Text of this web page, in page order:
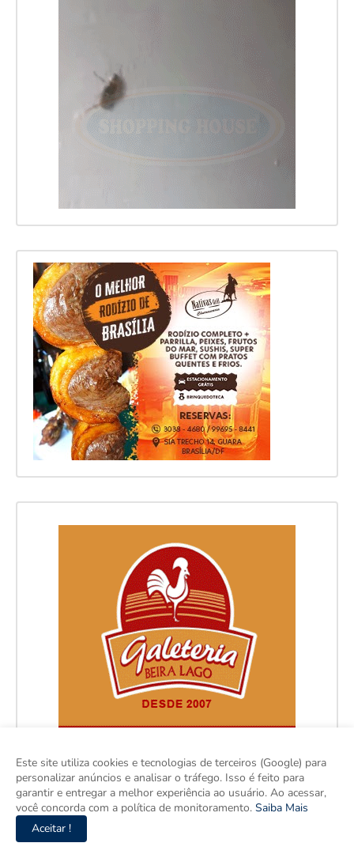
Este site utiliza cookies e tecnologias de terceiros (Google) para
personalizar anúncios e analisar o tráfego. Isso é feito para
garantir e entregar a melhor experiência ao usuário. Ao acessar,
você concorda com a política de monitoramento. Saiba Mais
Aceitar !